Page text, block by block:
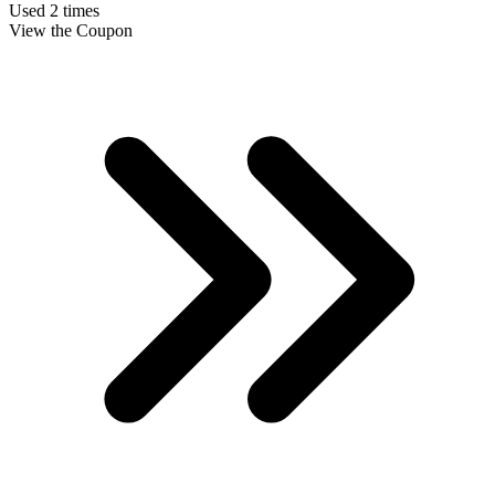
Used 2 times
View the Coupon